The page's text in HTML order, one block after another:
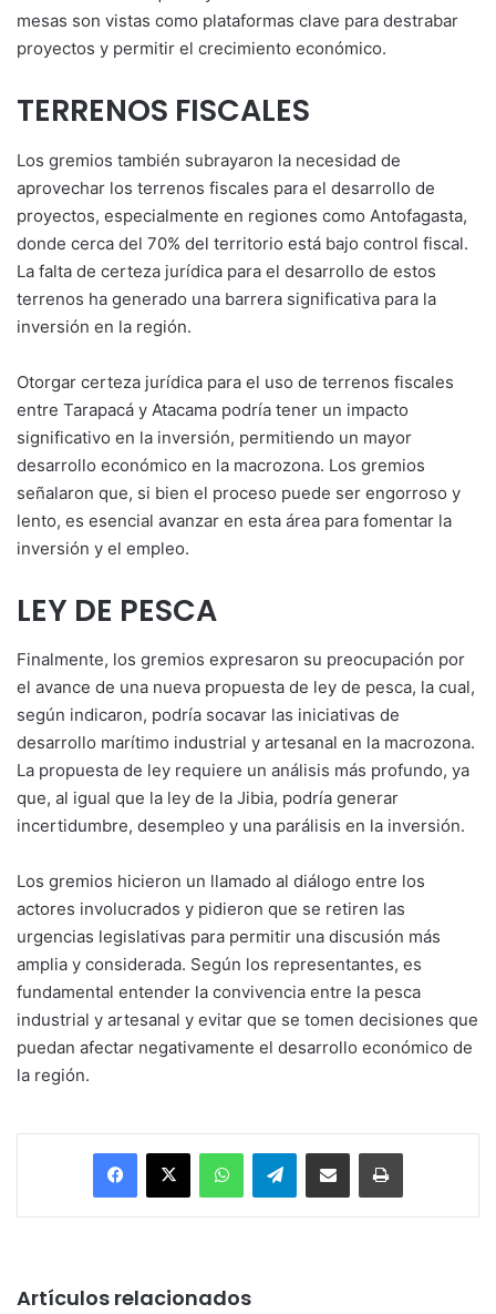
mesas son vistas como plataformas clave para destrabar
proyectos y permitir el crecimiento económico.
TERRENOS FISCALES
Los gremios también subrayaron la necesidad de
aprovechar los terrenos fiscales para el desarrollo de
proyectos, especialmente en regiones como Antofagasta,
donde cerca del 70% del territorio está bajo control fiscal.
La falta de certeza jurídica para el desarrollo de estos
terrenos ha generado una barrera significativa para la
inversión en la región.
Otorgar certeza jurídica para el uso de terrenos fiscales
entre Tarapacá y Atacama podría tener un impacto
significativo en la inversión, permitiendo un mayor
desarrollo económico en la macrozona. Los gremios
señalaron que, si bien el proceso puede ser engorroso y
lento, es esencial avanzar en esta área para fomentar la
inversión y el empleo.
LEY DE PESCA
Finalmente, los gremios expresaron su preocupación por
el avance de una nueva propuesta de ley de pesca, la cual,
según indicaron, podría socavar las iniciativas de
desarrollo marítimo industrial y artesanal en la macrozona.
La propuesta de ley requiere un análisis más profundo, ya
que, al igual que la ley de la Jibia, podría generar
incertidumbre, desempleo y una parálisis en la inversión.
Los gremios hicieron un llamado al diálogo entre los
actores involucrados y pidieron que se retiren las
urgencias legislativas para permitir una discusión más
amplia y considerada. Según los representantes, es
fundamental entender la convivencia entre la pesca
industrial y artesanal y evitar que se tomen decisiones que
puedan afectar negativamente el desarrollo económico de
la región.
Facebook
X WhatsAppTelegramEnviar vía email Imprimir
Artículos relacionados